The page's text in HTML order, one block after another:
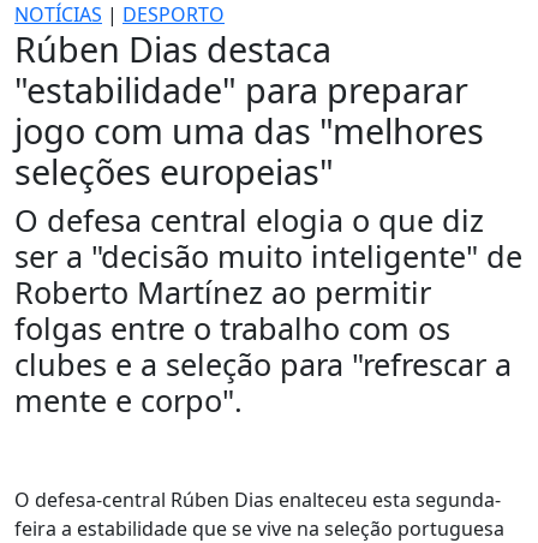
NOTÍCIAS | DESPORTO
Rúben Dias destaca
"estabilidade" para preparar
jogo com uma das "melhores
seleções europeias"
O defesa central elogia o que diz
ser a "decisão muito inteligente" de
Roberto Martínez ao permitir
folgas entre o trabalho com os
clubes e a seleção para "refrescar a
mente e corpo".
O defesa-central Rúben Dias enalteceu esta segunda-
feira a estabilidade que se vive na seleção portuguesa